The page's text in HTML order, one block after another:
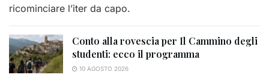
ricominciare l’iter da capo.
Conto alla rovescia per Il Cammino degli
studenti: ecco il programma
10 AGOSTO 2026